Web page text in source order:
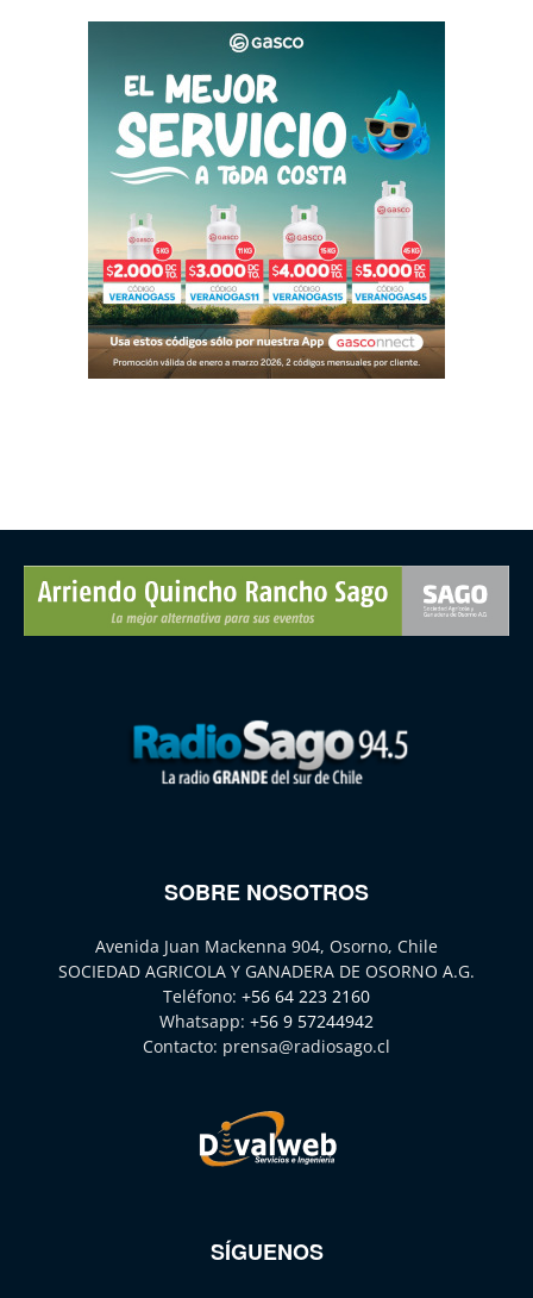
SOBRE NOSOTROS
Avenida Juan Mackenna 904, Osorno, Chile
SOCIEDAD AGRICOLA Y GANADERA DE OSORNO A.G.
Teléfono: +56 64 223 2160
Whatsapp: +56 9 57244942
Contacto: prensa@radiosago.cl
SÍGUENOS